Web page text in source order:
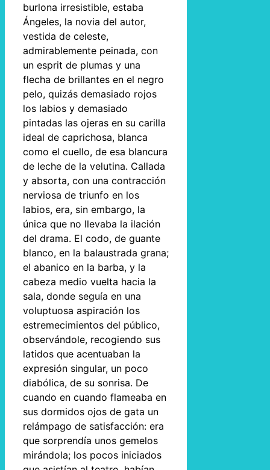
burlona irresistible, estaba
Ángeles, la novia del autor,
vestida de celeste,
admirablemente peinada, con
un esprit de plumas y una
flecha de brillantes en el negro
pelo, quizás demasiado rojos
los labios y demasiado
pintadas las ojeras en su carilla
ideal de caprichosa, blanca
como el cuello, de esa blancura
de leche de la velutina. Callada
y absorta, con una contracción
nerviosa de triunfo en los
labios, era, sin embargo, la
única que no llevaba la ilación
del drama. El codo, de guante
blanco, en la balaustrada grana;
el abanico en la barba, y la
cabeza medio vuelta hacia la
sala, donde seguía en una
voluptuosa aspiración los
estremecimientos del público,
observándole, recogiendo sus
latidos que acentuaban la
expresión singular, un poco
diabólica, de su sonrisa. De
cuando en cuando flameaba en
sus dormidos ojos de gata un
relámpago de satisfacción: era
que sorprendía unos gemelos
mirándola; los pocos iniciados